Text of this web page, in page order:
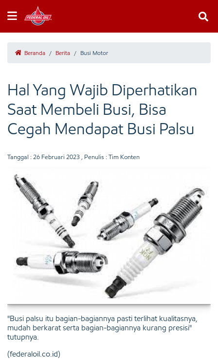
Beranda / Berita / Busi Motor
Hal Yang Wajib Diperhatikan
Saat Membeli Busi, Bisa
Cegah Mendapat Busi Palsu
Tanggal : 26 Februari 2023 , Penulis : Tim Konten
"Busi palsu itu bagian-bagiannya pasti terlihat kualitasnya,
mudah berkarat serta bagian-bagiannya kurang presisi"
tutupnya.
(federaloil.co.id)